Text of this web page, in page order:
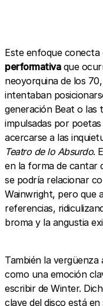
Este enfoque conecta
performativaque
neoyorquina de los
intentaban
generación Beat o las
impulsadas por
acercarse a las
Teatro de lo Absurdo.
en la forma de cantar
se podría relacionar
Wainwright, pero que
referencias,
broma y la angustia
También la
como una emoción
escribir de Winter.
clave del disco está